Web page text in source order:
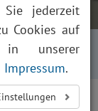
Kalender
jederzeit
Cookies auf
unserer
Impressum.